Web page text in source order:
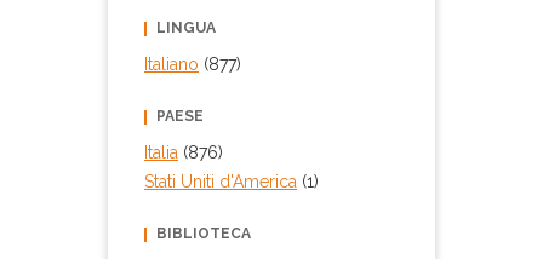
LINGUA
Italiano (877)
PAESE
Italia (876)
Stati Uniti d'America (1)
BIBLIOTECA